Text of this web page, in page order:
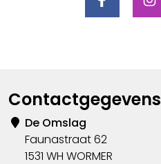
Contactgegevens
De Omslag
Faunastraat 62
1531 WH WORMER